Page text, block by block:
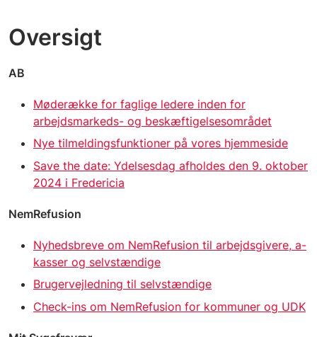
Oversigt
AB
Møderække for faglige ledere inden for
arbejdsmarkeds- og beskæftigelsesområdet
Nye tilmeldingsfunktioner på vores hjemmeside
Save the date: Ydelsesdag afholdes den 9. oktober
2024 i Fredericia
NemRefusion
Nyhedsbreve om NemRefusion til arbejdsgivere, a-
kasser og selvstændige
Brugervejledning til selvstændige
Check-ins om NemRefusion for kommuner og UDK